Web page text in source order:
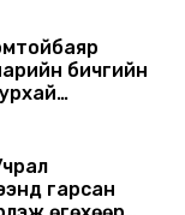
бичгийн
гарсан